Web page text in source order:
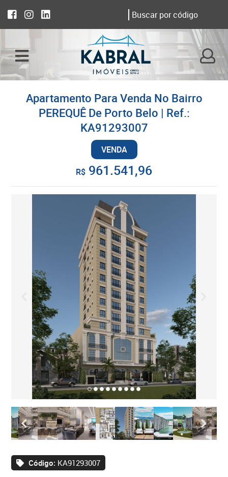
Apartamento Para Venda No Bairro
PEREQUÊ De Porto Belo | Ref.:
KA91293007
VENDA
R$ 961.541,96
Código: KA91293007